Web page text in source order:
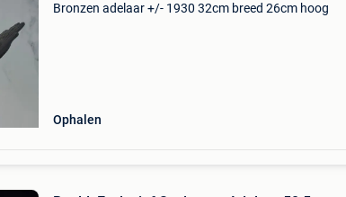
Bronzen adelaar +/- 1930 32cm breed 26cm hoog
Ophalen